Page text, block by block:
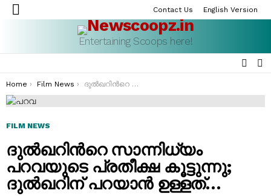
Menu
Contact Us English Version
Entertaining Scoops here!
You are here:
Home Film News ദുല്‍ഖറിന്‍റെ സാന്നിധ്യം പറവയുടെ പ്രതീക്ഷ കൂട്ടുന്നു; ദുല്‍ഖറിന് പറയാന്‍ ഉള്ളത്…
FILM NEWS
ദുല്‍ഖറിന്‍റെ സാന്നിധ്യം
പറവയുടെ പ്രതീക്ഷ കൂട്ടുന്നു;
ദുല്‍ഖറിന് പറയാന്‍ ഉള്ളത്…